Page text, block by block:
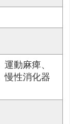
動麻痺、
慢性消化器